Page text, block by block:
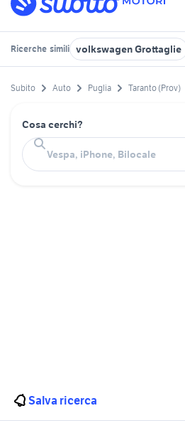
Ricerche simili volkswagen Grottaglie
Subito Auto Puglia Taranto (Prov)
Cosa cerchi?
Salva ricerca